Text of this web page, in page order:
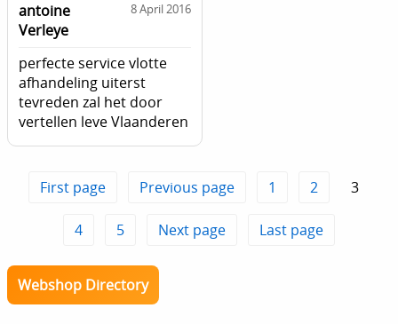
antoine
Verleye
8 April 2016
perfecte service vlotte
afhandeling uiterst
tevreden zal het door
vertellen leve Vlaanderen
First page Previous page 1 2 3
4 5 Next page Last page
Webshop Directory